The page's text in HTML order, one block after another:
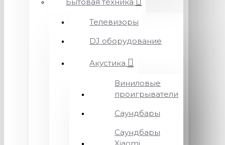
Телевизоры
DJ оборудование
Акустика
Виниловые
проигрыватели
Саундбары
Саундбары